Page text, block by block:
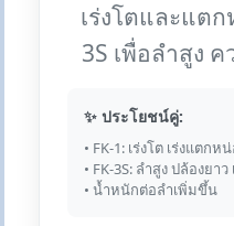
เร่งโตและแต
3S เพื่อลำสูง
✨ ประโยชน์คู่:
• FK-1: เร่งโต เร่งแตกห
• FK-3S: ลำสูง ปล้องยาว
• น้ำหนักต่อลำเพิ่มขึ้น